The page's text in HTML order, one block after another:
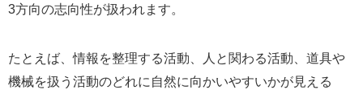
3方向の志向性が扱われます。
たとえば、情報を整理する活動、人と関わる活動、道具や
機械を扱う活動のどれに自然に向かいやすいかが見える